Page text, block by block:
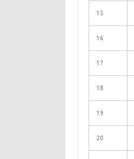
15
16
17
18
19
20